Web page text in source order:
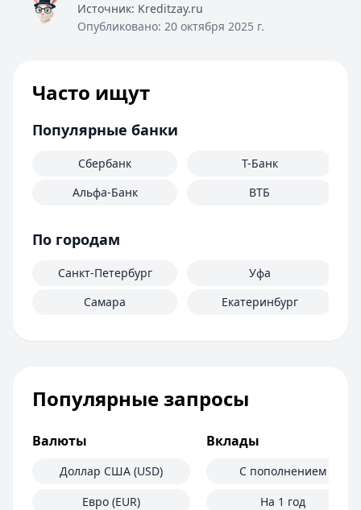
Источник: Kreditzay.ru
Опубликовано: 20 октября 2025 г.
Часто ищут
Популярные банки
Сбербанк
Альфа-Банк
Т-Банк
ВТБ
По городам
Санкт-Петербург
Самара
Уфа
Екатеринбург
Популярные запросы
Валюты
Доллар США (USD)
Евро (EUR)
Вклады
С пополнением
На 1 год